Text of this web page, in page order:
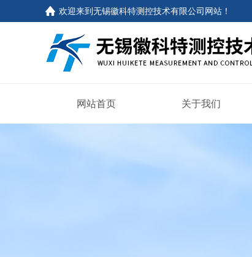
欢迎来到无锡徽科特测控技术有限公司网站 ！
网站首页 关于我们